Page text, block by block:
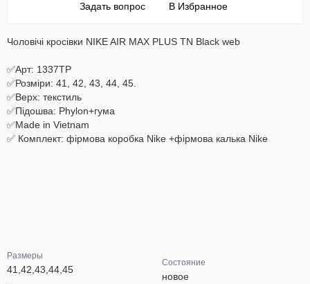
Задать вопрос В Избранное
Чоловічі кросівки NIKE AIR MAX PLUS TN Black web
✅Арт: 1337TP
✅Розміри: 41, 42, 43, 44, 45.
✅Верх: текстиль
✅Підошва: Phylon+гума
✅Made in Vietnam
✅ Комплект: фірмова коробка Nike +фірмова калька Nike
Размеры
41,42,43,44,45
Состояние
новое